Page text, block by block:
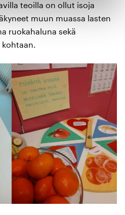
teoilla on ollut isoja
muun muassa lasten
ruokahaluna sekä